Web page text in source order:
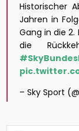
Historischer
Jahren in
Gang in die
die
– Sky Sport